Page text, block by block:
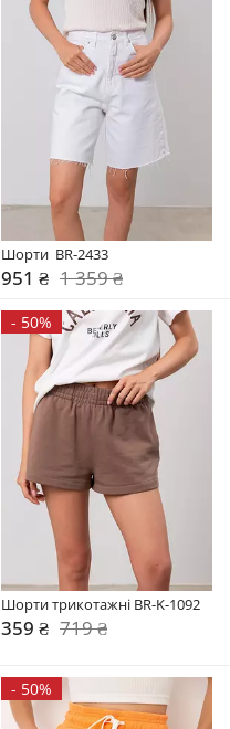
Шорти  BR-2433
951 ₴ 1 359 ₴
- 50%
Шорти трикотажні BR-K-1092
359 ₴ 719 ₴
- 50%